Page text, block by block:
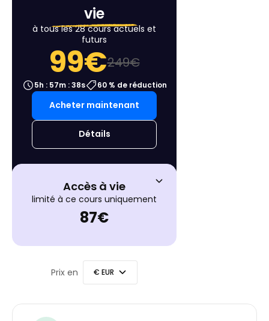
vie
à tous les 28 cours actuels et
futurs
99€249€
5h : 57m : 37s 60 % de réduction
Acheter maintenant
Détails
Accès à vie
limité à ce cours uniquement
87€
Prix en